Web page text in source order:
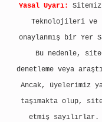
Yasal Uyarı:
Teknolojileri ve
onaylanmış bir Yer
Bu nedenle,
denetleme veya
Ancak, üyelerimiz
taşımakta olup,
etmiş